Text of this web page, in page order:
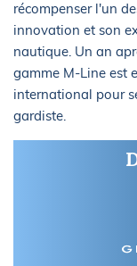
récompenser l'un
innovation et son
nautique. Un an
gamme M-Line est
international pour
gardiste.